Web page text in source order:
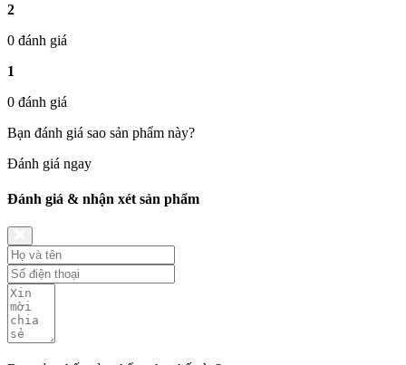
2
0 đánh giá
1
0 đánh giá
Bạn đánh giá sao sản phẩm này?
Đánh giá ngay
Đánh giá & nhận xét sản phẩm